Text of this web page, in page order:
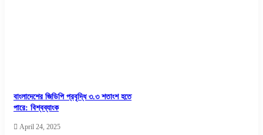
বাংলাদেশের জিডিপি প্রবৃদ্ধি ৩.৩ শতাংশ হতে
পারে: বিশ্বব্যাংক
April 24, 2025